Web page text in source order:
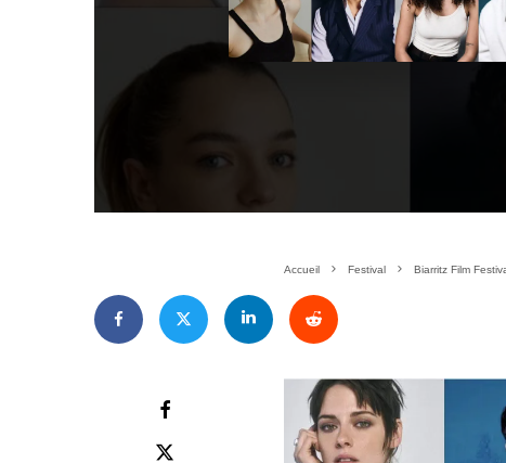
Accueil Festival Biarritz Film